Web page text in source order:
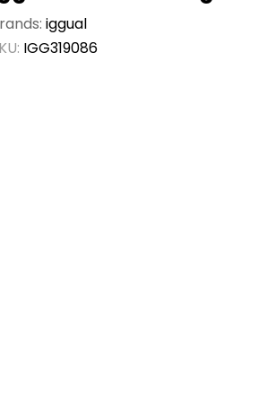
iggual
IGG319086